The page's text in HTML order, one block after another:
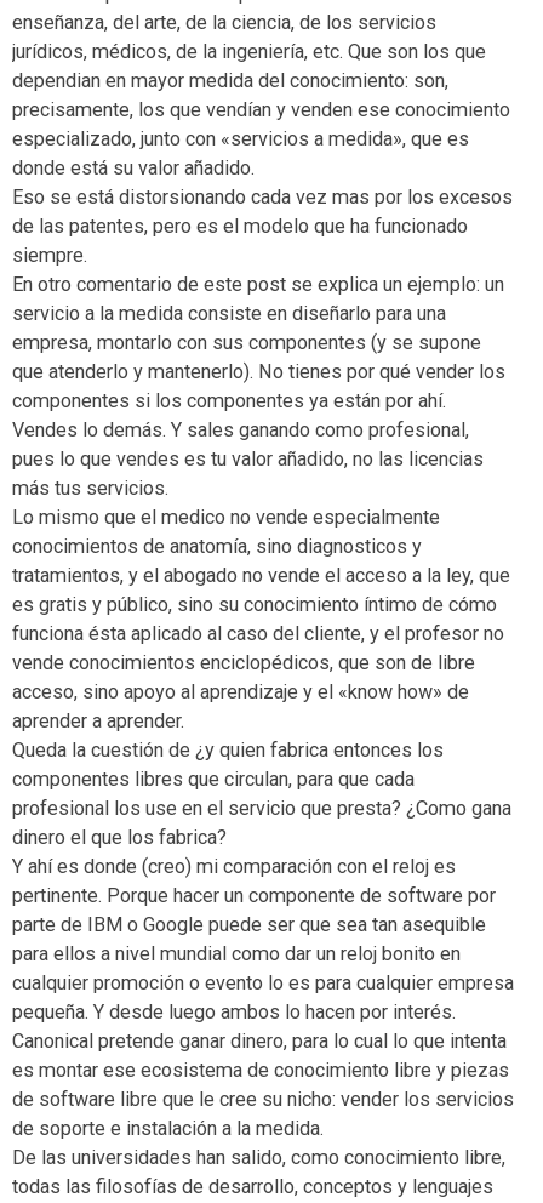
enseñanza, del arte, de la ciencia, de los servicios
jurídicos, médicos, de la ingeniería, etc. Que son los que
dependian en mayor medida del conocimiento: son,
precisamente, los que vendían y venden ese conocimiento
especializado, junto con «servicios a medida», que es
donde está su valor añadido.
Eso se está distorsionando cada vez mas por los excesos
de las patentes, pero es el modelo que ha funcionado
siempre.
En otro comentario de este post se explica un ejemplo: un
servicio a la medida consiste en diseñarlo para una
empresa, montarlo con sus componentes (y se supone
que atenderlo y mantenerlo). No tienes por qué vender los
componentes si los componentes ya están por ahí.
Vendes lo demás. Y sales ganando como profesional,
pues lo que vendes es tu valor añadido, no las licencias
más tus servicios.
Lo mismo que el medico no vende especialmente
conocimientos de anatomía, sino diagnosticos y
tratamientos, y el abogado no vende el acceso a la ley, que
es gratis y público, sino su conocimiento íntimo de cómo
funciona ésta aplicado al caso del cliente, y el profesor no
vende conocimientos enciclopédicos, que son de libre
acceso, sino apoyo al aprendizaje y el «know how» de
aprender a aprender.
Queda la cuestión de ¿y quien fabrica entonces los
componentes libres que circulan, para que cada
profesional los use en el servicio que presta? ¿Como gana
dinero el que los fabrica?
Y ahí es donde (creo) mi comparación con el reloj es
pertinente. Porque hacer un componente de software por
parte de IBM o Google puede ser que sea tan asequible
para ellos a nivel mundial como dar un reloj bonito en
cualquier promoción o evento lo es para cualquier empresa
pequeña. Y desde luego ambos lo hacen por interés.
Canonical pretende ganar dinero, para lo cual lo que intenta
es montar ese ecosistema de conocimiento libre y piezas
de software libre que le cree su nicho: vender los servicios
de soporte e instalación a la medida.
De las universidades han salido, como conocimiento libre,
todas las filosofías de desarrollo, conceptos y lenguajes